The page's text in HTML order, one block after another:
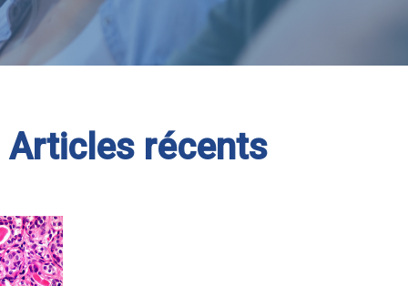
Articles récents